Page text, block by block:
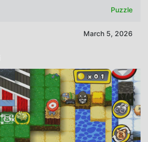
Puzzle
March 5, 2026